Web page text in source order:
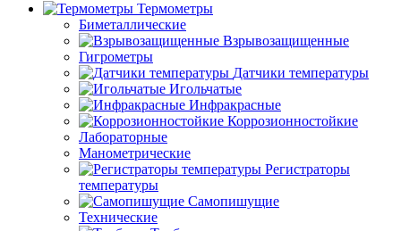
Термометры
Биметаллические
Взрывозащищенные
Гигрометры
Датчики температуры
Игольчатые
Инфракрасные
Коррозионностойкие
Лабораторные
Манометрические
Регистраторы
температуры
Самопишущие
Технические